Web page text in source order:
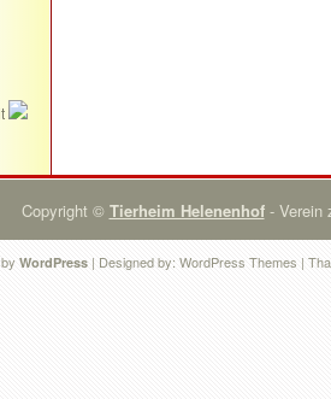
Copyright © Tierheim Helenenhof- Verein
WordPress | Designed by: WordPress Themes |